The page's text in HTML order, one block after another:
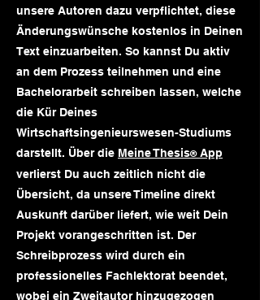
unsere Autoren dazu verpflichtet, diese
Änderungswünsche kostenlos in Deinen
Text einzuarbeiten. So kannst Du aktiv
an dem Prozess teilnehmen und eine
Bachelorarbeit schreiben lassen, welche
die Kür Deines
Wirtschaftsingenieurswesen-Studiums
darstellt. Über die Meine Thesis®App
verlierst Du auch zeitlich nicht die
Übersicht, da unsere Timeline direkt
Auskunft darüber liefert, wie weit Dein
Projekt vorangeschritten ist. Der
Schreibprozess wird durch ein
professionelles Fachlektorat beendet,
wobei ein Zweitautor hinzugezogen